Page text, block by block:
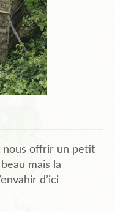
nous offrir un petit
mais la
d’ici